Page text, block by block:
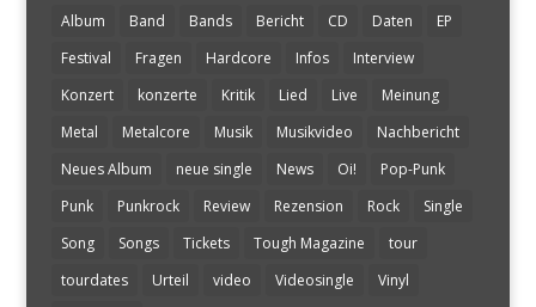
Album Band Bands Bericht CD Daten
EP
Festival
Fragen Hardcore Infos
Interview
Konzert
konzerte Kritik Lied Live
Meinung
Metal
Metalcore Musik Musikvideo
Nachbericht
Neues Album
neue single News Oi!
Pop-Punk
Punk
Punkrock Review Rezension Rock
Single
Song
Songs Tickets Tough Magazine
tour
tourdates
Urteil video Videosingle Vinyl